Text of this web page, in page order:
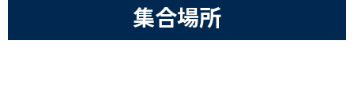
集合場所